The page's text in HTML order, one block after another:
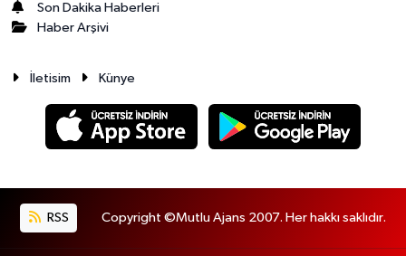
Son Dakika Haberleri
Haber Arşivi
İletisim Künye
RSS Copyright ©Mutlu Ajans 2007. Her hakkı saklıdır.